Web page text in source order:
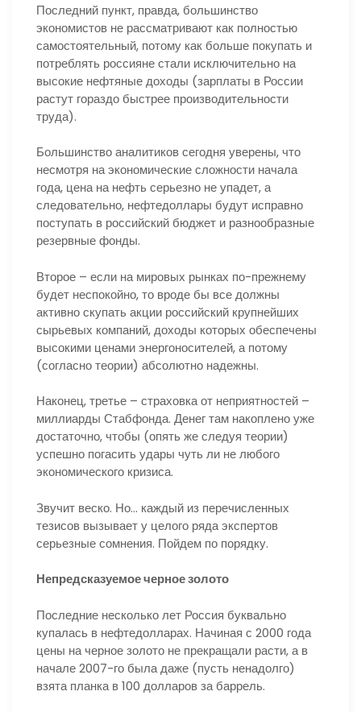
Последний пункт, правда, большинство
экономистов не рассматривают как полностью
самостоятельный, потому как больше покупать и
потреблять россияне стали исключительно на
высокие нефтяные доходы (зарплаты в России
растут гораздо быстрее производительности
труда).
Большинство аналитиков сегодня уверены, что
несмотря на экономические сложности начала
года, цена на нефть серьезно не упадет, а
следовательно, нефтедоллары будут исправно
поступать в российский бюджет и разнообразные
резервные фонды.
Второе – если на мировых рынках по-прежнему
будет неспокойно, то вроде бы все должны
активно скупать акции российский крупнейших
сырьевых компаний, доходы которых обеспечены
высокими ценами энергоносителей, а потому
(согласно теории) абсолютно надежны.
Наконец, третье – страховка от неприятностей –
миллиарды Стабфонда. Денег там накоплено уже
достаточно, чтобы (опять же следуя теории)
успешно погасить удары чуть ли не любого
экономического кризиса.
Звучит веско. Но… каждый из перечисленных
тезисов вызывает у целого ряда экспертов
серьезные сомнения. Пойдем по порядку.
Непредсказуемое черное золото
Последние несколько лет Россия буквально
купалась в нефтедолларах. Начиная с 2000 года
цены на черное золото не прекращали расти, а в
начале 2007-го была даже (пусть ненадолго)
взята планка в 100 долларов за баррель.